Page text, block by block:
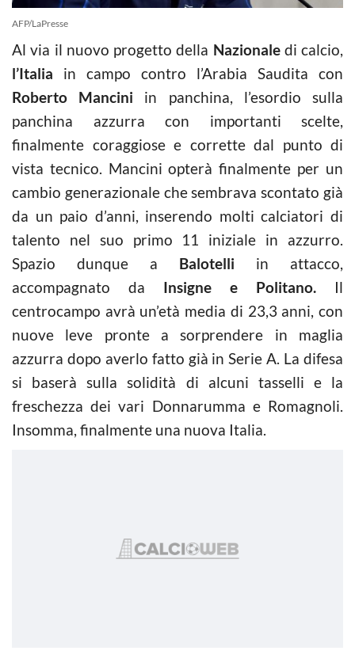
AFP/LaPresse
Al via il nuovo progetto della Nazionaledi calcio,
l’Italia in campo contro l’Arabia Saudita con
Roberto Mancini in panchina, l’esordio sulla
panchina azzurra con importanti scelte,
finalmente coraggiose e corrette dal punto di
vista tecnico. Mancini opterà finalmente per un
cambio generazionale che sembrava scontato già
da un paio d’anni, inserendo molti calciatori di
talento nel suo primo 11 iniziale in azzurro.
Spazio dunque a Balotelli in attacco,
accompagnato da Insigne e Politano. Il
centrocampo avrà un’età media di 23,3 anni, con
nuove leve pronte a sorprendere in maglia
azzurra dopo averlo fatto già in Serie A. La difesa
si baserà sulla solidità di alcuni tasselli e la
freschezza dei vari Donnarumma e Romagnoli.
Insomma, finalmente una nuova Italia.